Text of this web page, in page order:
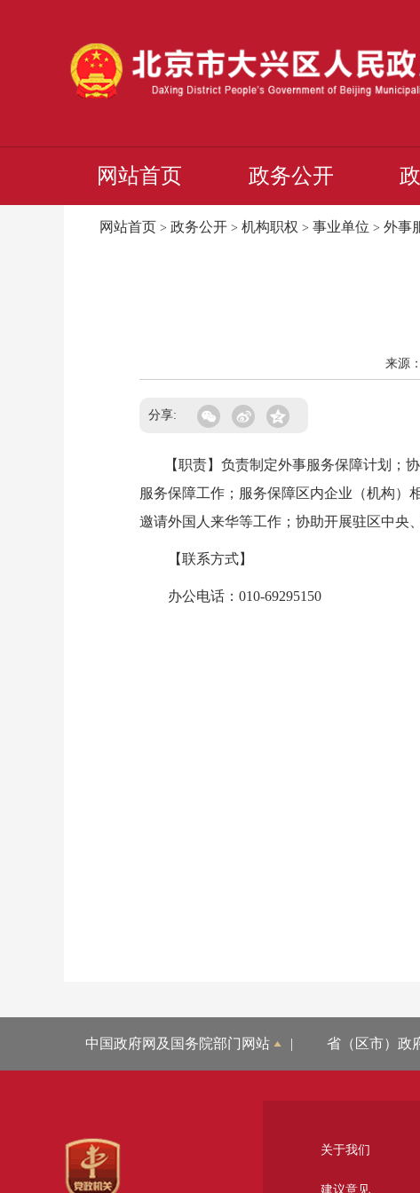
网站首页 政务公开
网站首页 > 政务公开 > 机构职权 > 事业单位 > 外事
来源
分享:
【职责】负责制定外事服务保障计划；协
服务保障工作；服务保障区内企业（机构）
邀请外国人来华等工作；协助开展驻区中央
【联系方式】
办公电话：010-69295150
中国政府网及国务院部门网站 | 省（区市）政
关于我们
建议意见